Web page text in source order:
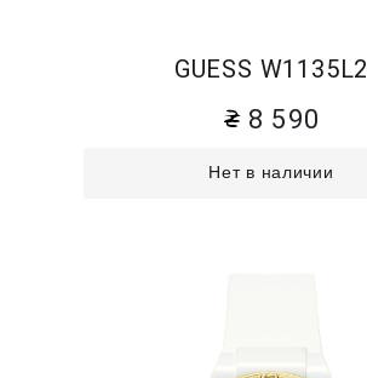
GUESS W1135L2
8 590
Нет в наличии